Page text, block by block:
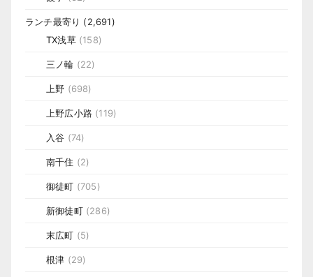
ランチ最寄り (2,691)
TX浅草(158)
三ノ輪 (22)
上野 (698)
上野広小路 (119)
入谷 (74)
南千住 (2)
御徒町 (705)
新御徒町(286)
末広町 (5)
根津 (29)